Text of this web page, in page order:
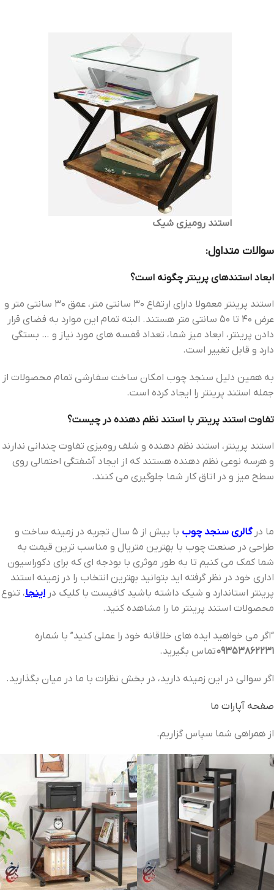
استند رومیزی شیک
سوالات متداول:
ابعاد استندهای پرینتر چگونه است؟
استند پرینتر معمولا دارای ارتفاع 30 سانتی متر، عمق 30 سانتی متر و
عرض 40 تا 50 سانتی متر هستند. البته تمام این موارد به فضای قرار
دادن پرینتر، ابعاد میز شما، تعداد قفسه های مورد نیاز و … بستگی
دارد و قابل تغییر است.
به همین دلیل سنجد چوب امکان ساخت سفارشی تمام محصولات از
جمله استند پرینتر را ایجاد کرده است.
تفاوت استند پرینتر با استند نظم دهنده در چیست؟
استند پرینتر، استند نظم دهنده و شلف رومیزی تفاوت چندانی ندارند
و هرسه نوعی نظم دهنده هستند که از ایجاد آشفتگی احتمالی روی
سطح میز و در اتاق کار شما جلوگیری می کنند.
ما درگالری سنجد چوب
با بیش از 5 سال تجربه در زمینه ساخت و
طراحی در صنعت چوب با بهترین متریال و مناسب ترین قیمت به
شما کمک می کنیم تا به طور موثری با بودجه ای که برای دکوراسیون
اداری خود در نظر گرفته اید بتوانید بهترین انتخاب را در زمینه استند
پرینتر استاندارد و شیک داشته باشید کافیست با کلیک در اینجا، تنوع
محصولات استند پرینتر ما را مشاهده کنید.
“اگر می خواهید ایده های خلاقانه خود را عملی کنید” با شماره
09353862231تماس بگیرید.
اگر سوالی در این زمینه دارید، در بخش نظرات با ما در میان بگذارید.
صفحه آپارات ما
از همراهی شما سپاس گزاریم.